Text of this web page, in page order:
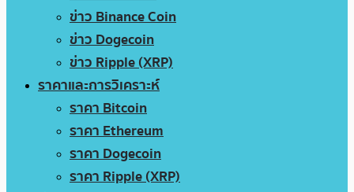
ข่าว Binance Coin
ข่าว Dogecoin
ข่าว Ripple (XRP)
ราคาและการวิเคราะห์
ราคา Bitcoin
ราคา Ethereum
ราคา Dogecoin
ราคา Ripple (XRP)